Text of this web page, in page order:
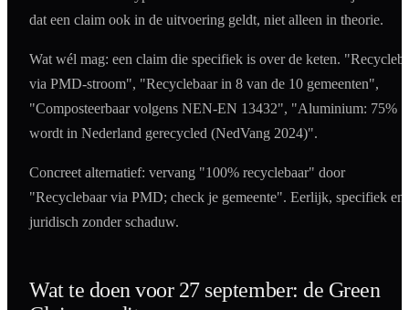
dat een claim ook in de uitvoering geldt, niet alleen in theorie.
Wat wél mag: een claim die specifiek is over de keten.
via PMD-stroom", "Recyclebaar in 8 van de 10 gemeenten",
"Composteerbaar volgens NEN-EN 13432", "Aluminium: 75%
wordt in Nederland gerecycled (NedVang 2024)".
Concreet alternatief: vervang "100% recyclebaar" door
"Recyclebaar via PMD; check je gemeente". Eerlijk, specifiek en
juridisch zonder schaduw.
Wat te doen voor 27 september: de Green